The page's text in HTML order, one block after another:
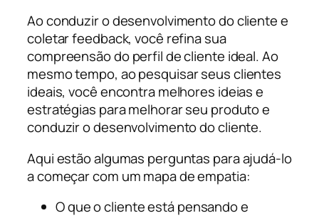
Ao conduzir o desenvolvimento do cliente e
coletar feedback, você refina sua
compreensão do perfil de cliente ideal. Ao
mesmo tempo, ao pesquisar seus clientes
ideais, você encontra melhores ideias e
estratégias para melhorar seu produto e
conduzir o desenvolvimento do cliente.
Aqui estão algumas perguntas para ajudá-lo
a começar com um mapa de empatia:
O que o cliente está pensando e